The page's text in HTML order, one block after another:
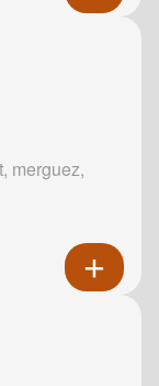
merguez,